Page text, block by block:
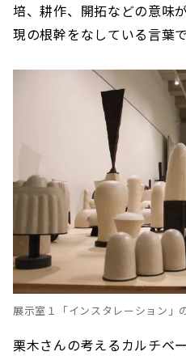
培、耕作、開拓などの意味
現の根幹をなしている言葉
展示室１「インスタレーション」
栗木さんの考えるカルチベ